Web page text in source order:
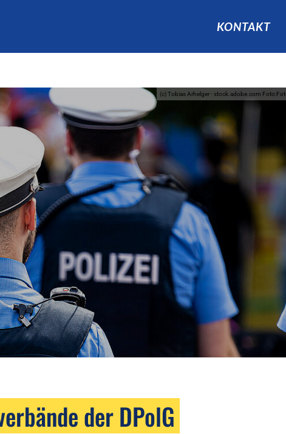
KONTAKT
(c) Tobias Arhelger - stock.adobe.com
der DPolG